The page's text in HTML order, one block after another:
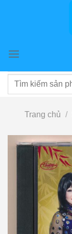
Tìm
Trang chủ /